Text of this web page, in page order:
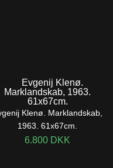
Klenø. Marklandskab,
1963. 61x67cm.
6.800 DKK